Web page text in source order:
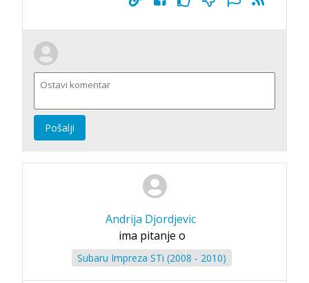
Pošalji
Andrija Djordjevic
ima pitanje o
Subaru Impreza STi (2008 - 2010)